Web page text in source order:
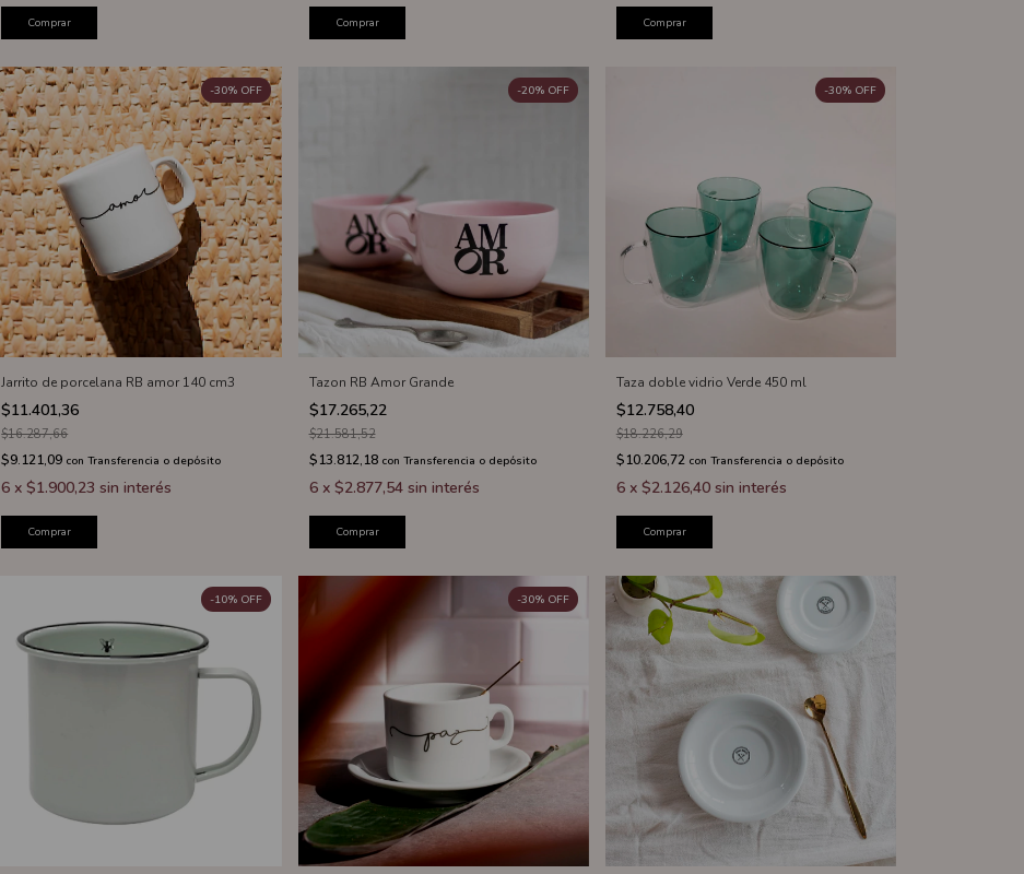
Comprar Comprar Comprar
Jarrito de porcelana RB amor 140 cm3
$11.401,36
-30% OFF
$16.287,66
$9.121,09 con Transferencia o depósito
6 x$1.900,23 sin interés
Comprar
Tazon RB Amor Grande
$17.265,22
-20% OFF
$21.581,52
$13.812,18 con Transferencia o depósito
6 x $2.877,54 sin interés
Comprar
Taza doble vidrio Verde 450 ml
$12.758,40
-30% OFF
$18.226,29
$10.206,72 con Transferencia o depósito
6 x $2.126,40 sin interés
Comprar
-10% OFF -30% OFF